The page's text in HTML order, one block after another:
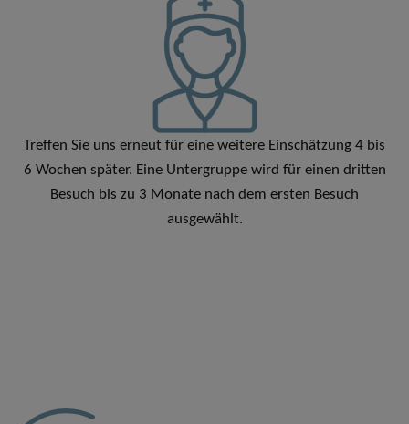
Treffen Sie uns erneut für eine weitere Einschätzung 4 bis
6 Wochen später. Eine Untergruppe wird für einen dritten
Besuch bis zu 3 Monate nach dem ersten Besuch
ausgewählt.